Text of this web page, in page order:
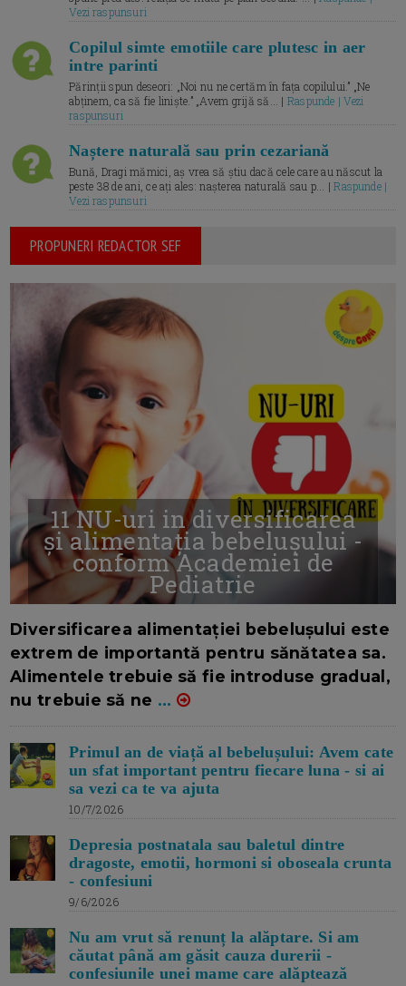
Vezi raspunsuri
Copilul simte emotiile care plutesc in aer
intre parinti
Părinții spun deseori: „Noi nu ne certăm în fața copilului.” „Ne
abținem, ca să fie liniște.” „Avem grijă să... | Raspunde | Vezi
raspunsuri
Naștere naturală sau prin cezariană
Bună, Dragi mămici, aș vrea să știu dacă cele care au născut la
peste 38 de ani, ce ați ales: nașterea naturală sau p... |Raspunde |
Vezi raspunsuri
PROPUNERI REDACTOR SEF
11 NU-uri in diversificarea
și alimentația bebelușului -
conform Academiei de
Pediatrie
Diversificarea alimentației bebelușului este
extrem de importantă pentru sănătatea sa.
Alimentele trebuie să fie introduse gradual,
nu trebuie să ne ...
Primul an de viață al bebelușului: Avem cate
un sfat important pentru fiecare luna - si ai
sa vezi ca te va ajuta
10/7/2026
Depresia postnatala sau baletul dintre
dragoste, emotii, hormoni si oboseala crunta
- confesiuni
9/6/2026
Nu am vrut să renunț la alăptare. Si am
căutat până am găsit cauza durerii -
confesiunile unei mame care alăptează